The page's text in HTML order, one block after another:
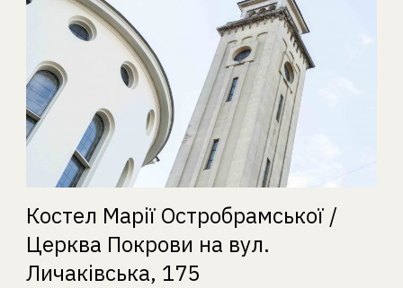
Костел Марії Остробрамської /
Церква Покрови на вул.
Личаківська, 175